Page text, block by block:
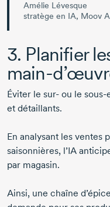
Amélie Lévesque
stratège en IA, Moov
3. Planifier
main-
Éviter le sur- ou le
et détaillants.
En analysant les ventes
saisonnières, l’IA
par magasin.
Ainsi, une chaîne